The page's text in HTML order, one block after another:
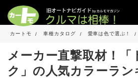
カートモ 車種カタログ 愛車は色で選ぶ！
メーカー直撃取材！「
ク」の人気カラーラン